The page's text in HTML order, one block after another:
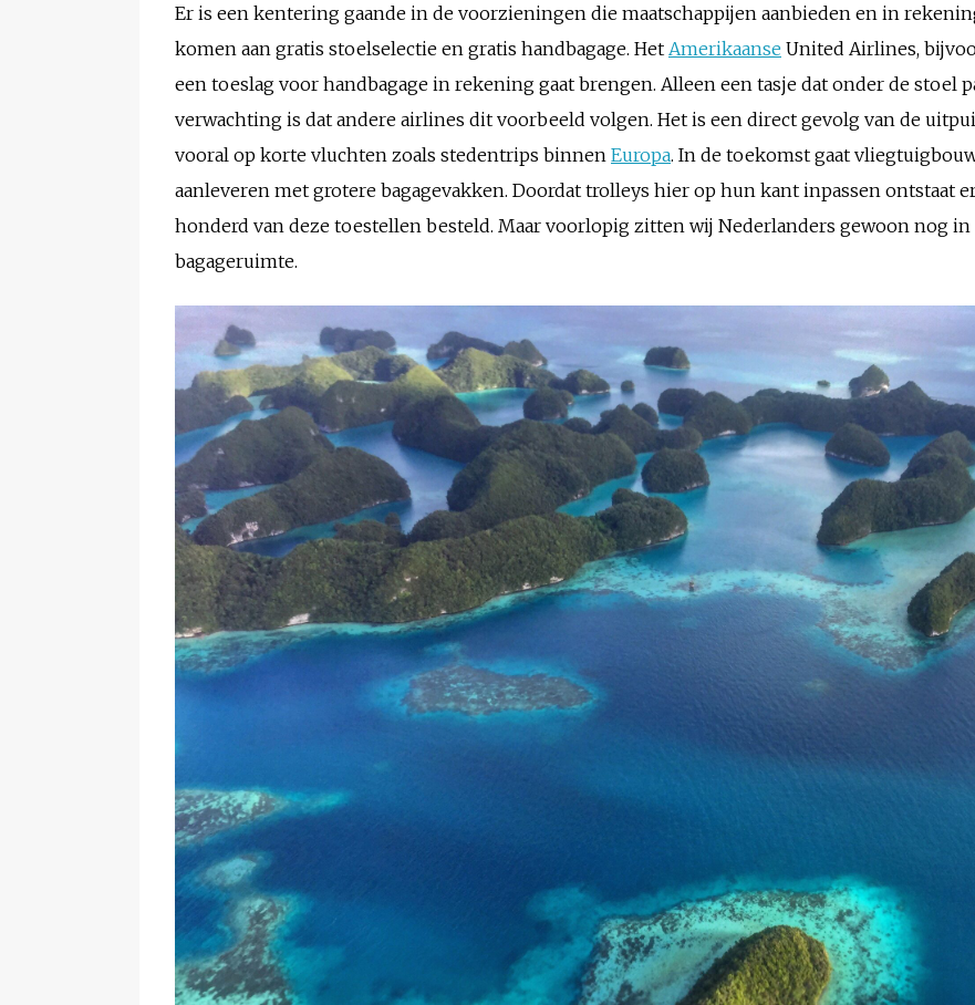
Er is een kentering gaande in de voorzieningen die maatschappijen aanbieden en in
komen aan gratis stoelselectie en gratis handbagage. Het Amerikaanse United Airlines,
een toeslag voor handbagage in rekening gaat brengen. Alleen een tasje dat onder de stoel
verwachting is dat andere airlines dit voorbeeld volgen. Het is een direct gevolg van de
vooral op korte vluchten zoals stedentrips binnen Europa. In de toekomst gaat
aanleveren met grotere bagagevakken. Doordat trolleys hier op hun kant inpassen ontstaat
honderd van deze toestellen besteld. Maar voorlopig zitten wij Nederlanders gewoon nog
bagageruimte.